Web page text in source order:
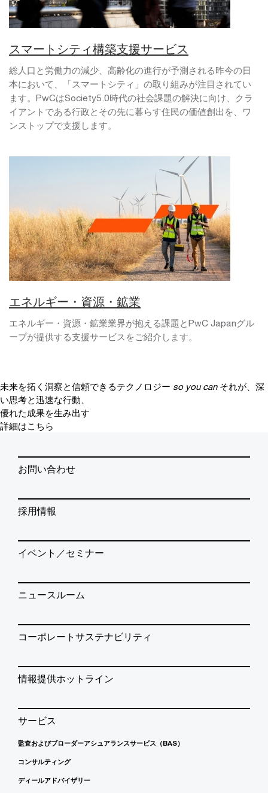
スマートシティ構築支援サービス
総人口と労働力の減少、高齢化の進行が予測される昨今の日
本において、「スマートシティ」の取り組みが注目されてい
ます。PwCはSociety5.0時代の社会課題の解決に向け、クラ
イアントである行政とその先に暮らす住民の価値創出を、ワ
ンストップで支援します。
エネルギー・資源・鉱業
エネルギー・資源・鉱業業界が抱える課題とPwC Japanグル
ープが提供する支援サービスをご紹介します。
未来を拓く洞察と信頼できるテクノロジー so you can それが、深
い思考と迅速な行動、
優れた成果を生み出す
詳細はこちら
お問い合わせ
採用情報
イベント／セミナー
ニュースルーム
コーポレートサステナビリティ
情報提供ホットライン
サービス
監査およびブローダーアシュアランスサービス（BAS）
コンサルティング
ディールアドバイザリー